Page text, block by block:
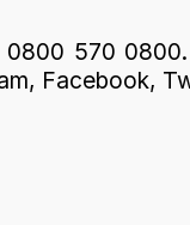
570
Facebook,